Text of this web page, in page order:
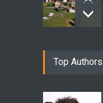
Top Authors